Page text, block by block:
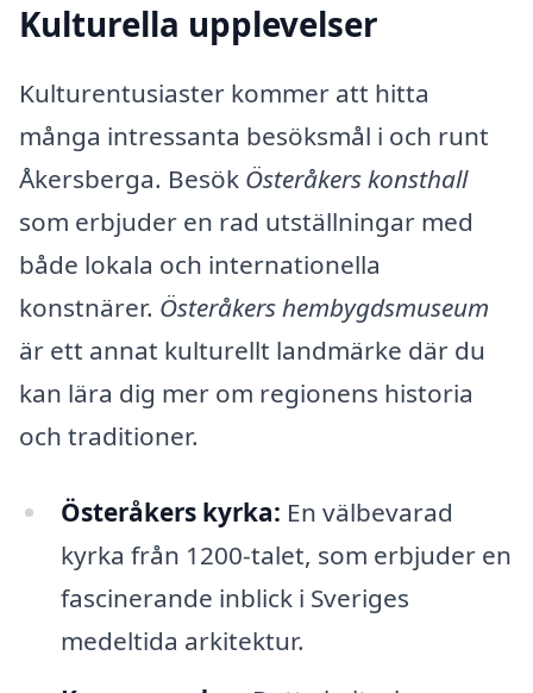
Kulturella upplevelser
Kulturentusiaster kommer att hitta
många intressanta besöksmål i och runt
Åkersberga. Besök Österåkers konsthall
som erbjuder en rad utställningar med
både lokala och internationella
konstnärer. Österåkers hembygdsmuseum
är ett annat kulturellt landmärke där du
kan lära dig mer om regionens historia
och traditioner.
Österåkers kyrka: En välbevarad
kyrka från 1200-talet, som erbjuder en
fascinerande inblick i Sveriges
medeltida arkitektur.